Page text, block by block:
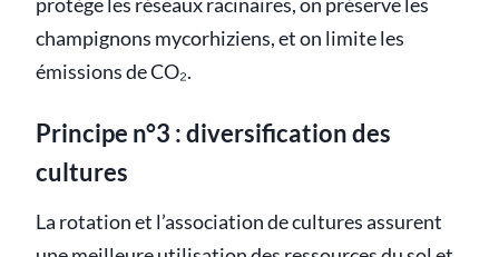
protège les réseaux racinaires, on préserve les
champignons mycorhiziens, et on limite les
émissions de CO₂.
Principe n°3 : diversification des
cultures
La rotation et l’association de cultures assurent